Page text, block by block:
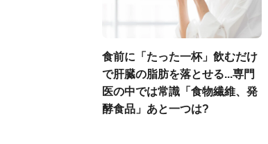
食前に「たった一杯」飲むだけ
で肝臓の脂肪を落とせる...専門
医の中では常識「食物繊維、発
酵食品」あと一つは?